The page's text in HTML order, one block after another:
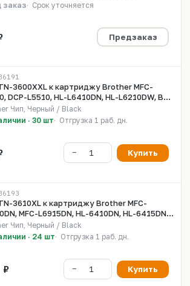
заказ
Срок уточняется
Предзаказ
3600XXL к картриджу Brother MFC-
DCP-L5510, HL-L6410DN, HL-L6210DW, Bk,
Чип, Черный / Black
· 30 шт
Отгрузка 1 раб. дн.
Купить
3610XL к картриджу Brother MFC-
MFC-L6915DN, HL-6410DN, HL-6415DN,
Чип, Черный / Black
· 24 шт
Отгрузка 1 раб. дн.
Купить